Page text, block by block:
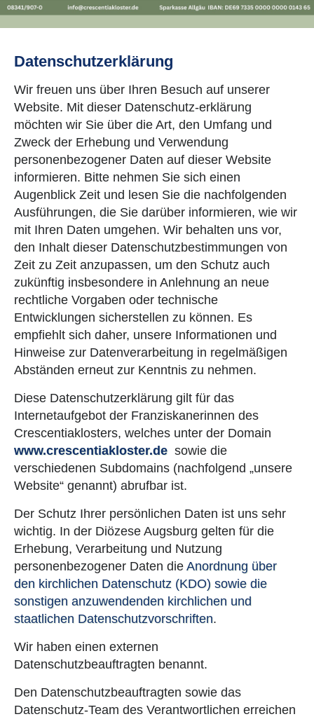
Datenschutzerklärung
Wir freuen uns über Ihren Besuch auf unserer
Website. Mit dieser Datenschutz-erklärung
möchten wir Sie über die Art, den Umfang und
Zweck der Erhebung und Verwendung
personenbezogener Daten auf dieser Website
informieren. Bitte nehmen Sie sich einen
Augenblick Zeit und lesen Sie die nachfolgenden
Ausführungen, die Sie darüber informieren, wie wir
mit Ihren Daten umgehen. Wir behalten uns vor,
den Inhalt dieser Datenschutzbestimmungen von
Zeit zu Zeit anzupassen, um den Schutz auch
zukünftig insbesondere in Anlehnung an neue
rechtliche Vorgaben oder technische
Entwicklungen sicherstellen zu können. Es
empfiehlt sich daher, unsere Informationen und
Hinweise zur Datenverarbeitung in regelmäßigen
Abständen erneut zur Kenntnis zu nehmen.
Diese Datenschutzerklärung gilt für das
Internetaufgebot der Franziskanerinnen des
Crescentiaklosters, welches unter der Domain
www.crescentiakloster.de sowie die
verschiedenen Subdomains (nachfolgend „unsere
Website“ genannt) abrufbar ist.
Der Schutz Ihrer persönlichen Daten ist uns sehr
wichtig. In der Diözese Augsburg gelten für die
Erhebung, Verarbeitung und Nutzung
personenbezogener Daten die Anordnung über
den kirchlichen Datenschutz (KDO) sowie die
sonstigen anzuwendenden kirchlichen und
staatlichen Datenschutzvorschriften.
Wir haben einen externen
Datenschutzbeauftragten benannt.
Den Datenschutzbeauftragten sowie das
Datenschutz-Team des Verantwortlichen erreichen